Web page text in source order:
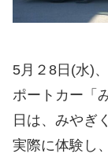
5月２8日(水)
ポートカー「
日は、みやぎ
実際に体験し